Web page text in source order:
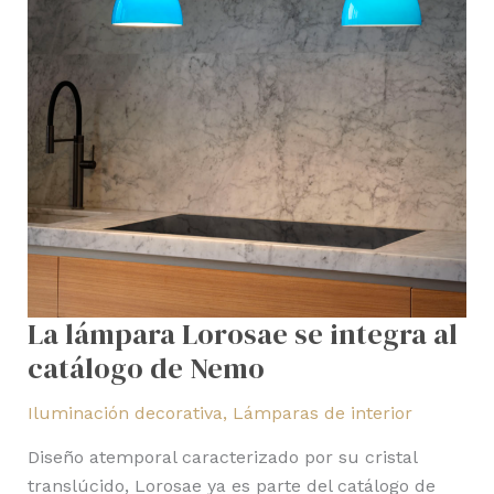
La lámpara Lorosae se integra al
catálogo de Nemo
Iluminación decorativa, Lámparas de interior
Diseño atemporal caracterizado por su cristal
translúcido, Lorosae ya es parte del catálogo de
Nemo